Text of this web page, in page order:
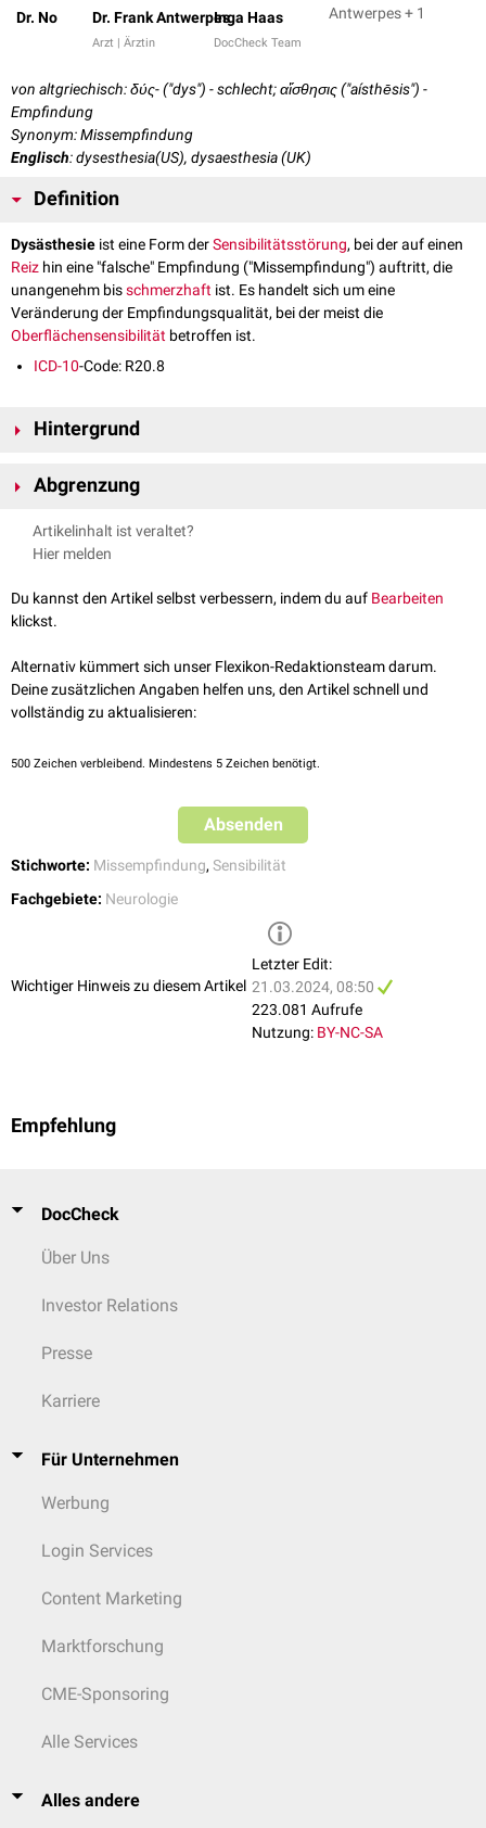
Dr. No Dr. Frank Antwerpes
Arzt | Ärztin
Inga Haas
DocCheck Team
Antwerpes + 1
von altgriechisch: δύς- ("dys") - schlecht; αἴσθησις ("aísthēsis") -
Empfindung
Synonym: Missempfindung
Englisch: dysesthesia(US), dysaesthesia (UK)
Definition
Dysästhesie ist eine Form derSensibilitätsstörung, bei der auf einen
Reiz hin eine "falsche" Empfindung ("Missempfindung") auftritt, die
unangenehm bisschmerzhaft ist. Es handelt sich um eine
Veränderung der Empfindungsqualität, bei der meist die
Oberflächensensibilität betroffen ist.
ICD-10-Code: R20.8
Hintergrund
Empfindungen können sich als
kaum beeinträchtigen, aber durch ihre Intensität auch eigenen
Krankheitswertbesitzen.
Abgrenzung
Von der Dysästhesie abgegrenzt werden:
Parästhesie: abnorme Empfindung ohne erkennbaren adäquaten
Hypästhesie : Verminderung der Sinnesempfindlichkeit
Hyperästhesie
Anästhesie: Gefühllosigkeit, Taubheitsgefühl
In dermedizinischen Alltagssprachewerden die Begriffe Parästhesie und
Dysästhesie häufig synonym verwendet.
Artikelinhalt ist veraltet?
Hier melden
Du kannst den Artikel selbst verbessern, indem du auf Bearbeiten
klickst.
Alternativ kümmert sich unser Flexikon-Redaktionsteam darum.
Deine zusätzlichen Angaben helfen uns, den Artikel schnell und
vollständig zu aktualisieren:
500 Zeichen verbleibend. Mindestens 5 Zeichen benötigt.
Absenden
Stichworte: Missempfindung, Sensibilität
Fachgebiete: Neurologie
Wichtiger Hinweis zu diesem Artikel
Letzter Edit:
21.03.2024, 08:50
223.081 Aufrufe
Nutzung: BY-NC-SA
Empfehlung
DocCheck
Über Uns
Investor Relations
Presse
Karriere
Für Unternehmen
Werbung
Login Services
Content Marketing
Marktforschung
CME-Sponsoring
Alle Services
Alles andere